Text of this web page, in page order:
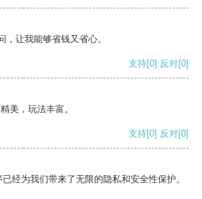
让我能够省钱又省心。
支持[0] 反对[0]
美，玩法丰富。
支持[0] 反对[0]
经为我们带来了无限的隐私和安全性保护。